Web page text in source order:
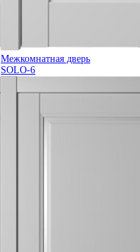
Межкомнатная дверь
SOLO-6